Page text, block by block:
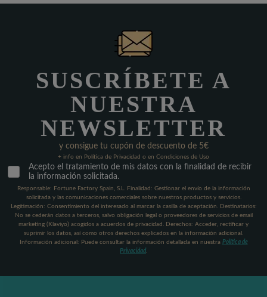
SUSCRÍBETE A
NUESTRA
NEWSLETTER
y consigue tu cupón de descuento de 5€
+ info en Política de Privacidad o en Condiciones de Uso
Acepto el tratamiento de mis datos con la finalidad de recibir
la información solicitada.
Responsable: Fortune Factory Spain, S.L. Finalidad: Gestionar el envío de la información
solicitada y las comunicaciones comerciales sobre nuestros productos y servicios.
Legitimación: Consentimiento del interesado al marcar la casilla de aceptación. Destinatarios:
No se cederán datos a terceros, salvo obligación legal o proveedores de servicios de email
marketing (Klaviyo) acogidos a acuerdos de privacidad. Derechos: Acceder, rectificar y
suprimir los datos, así como otros derechos explicados en la información adicional.
Información adicional: Puede consultar la información detallada en nuestra Política de
Privacidad.